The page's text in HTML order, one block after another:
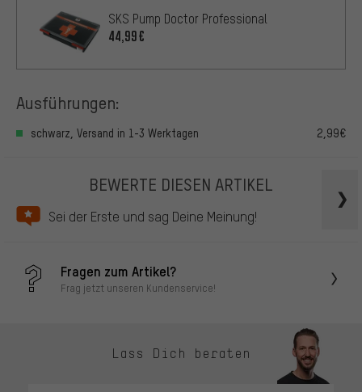
SKS Pump Doctor Professional
44,99€
Ausführungen:
schwarz, Versand in 1-3 Werktagen 2,99€
BEWERTE DIESEN ARTIKEL
Sei der Erste und sag Deine Meinung!
Fragen zum Artikel?
Frag jetzt unseren Kundenservice!
Lass Dich beraten